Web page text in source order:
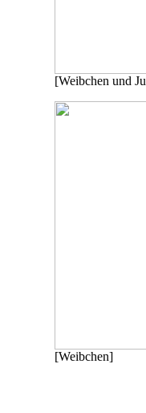
[Weibchen und
[Weibchen]